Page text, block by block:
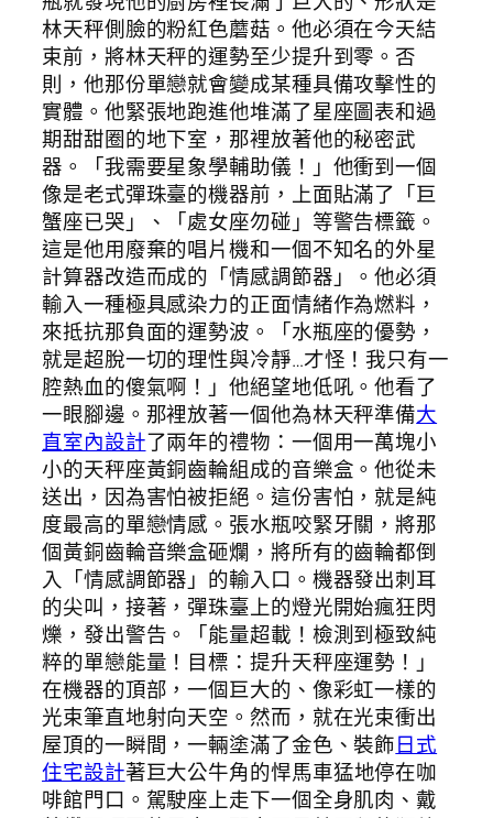
林天秤側臉的粉紅色蘑菇。他必須在今天結
束前，將林天秤的運勢至少提升到零。否
則，他那份單戀就會變成某種具備攻擊性的
實體。他緊張地跑進他堆滿了星座圖表和過
期甜甜圈的地下室，那裡放著他的秘密武
器。「我需要星象學輔助儀！」他衝到一個
像是老式彈珠臺的機器前，上面貼滿了「巨
蟹座已哭」、「處女座勿碰」等警告標籤。
這是他用廢棄的唱片機和一個不知名的外星
計算器改造而成的「情感調節器」。他必須
輸入一種極具感染力的正面情緒作為燃料，
來抵抗那負面的運勢波。「水瓶座的優勢，
就是超脫一切的理性與冷靜…才怪！我只有一
腔熱血的傻氣啊！」他絕望地低吼。他看了
一眼腳邊。那裡放著一個他為林天秤準備大
直室內設計了兩年的禮物：一個用一萬塊小
小的天秤座黃銅齒輪組成的音樂盒。他從未
送出，因為害怕被拒絕。這份害怕，就是純
度最高的單戀情感。張水瓶咬緊牙關，將那
個黃銅齒輪音樂盒砸爛，將所有的齒輪都倒
入「情感調節器」的輸入口。機器發出刺耳
的尖叫，接著，彈珠臺上的燈光開始瘋狂閃
爍，發出警告。「能量超載！檢測到極致純
粹的單戀能量！目標：提升天秤座運勢！」
在機器的頂部，一個巨大的、像彩虹一樣的
光束筆直地射向天空。然而，就在光束衝出
屋頂的一瞬間，一輛塗滿了金色、裝飾日式
住宅設計著巨大公牛角的悍馬車猛地停在咖
啡館門口。駕駛座上走下一個全身肌肉、戴